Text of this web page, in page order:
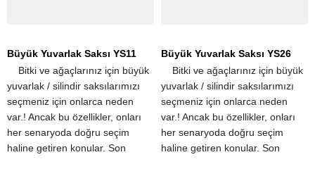
Büyük Yuvarlak Saksı YS11
​ ​ ​ ​ Bitki ve ağaçlarınız için büyük
yuvarlak / silindir saksılarımızı
seçmeniz için onlarca neden
var.! Ancak bu özellikler, onları
her senaryoda doğru seçim
haline getiren konular. Son
Büyük Yuvarlak Saksı YS26
​ ​ ​ ​ Bitki ve ağaçlarınız için büyük
yuvarlak / silindir saksılarımızı
seçmeniz için onlarca neden
var.! Ancak bu özellikler, onları
her senaryoda doğru seçim
haline getiren konular. Son